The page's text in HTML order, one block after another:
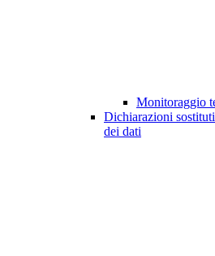
Monitoraggio
Dichiarazioni
dei dati